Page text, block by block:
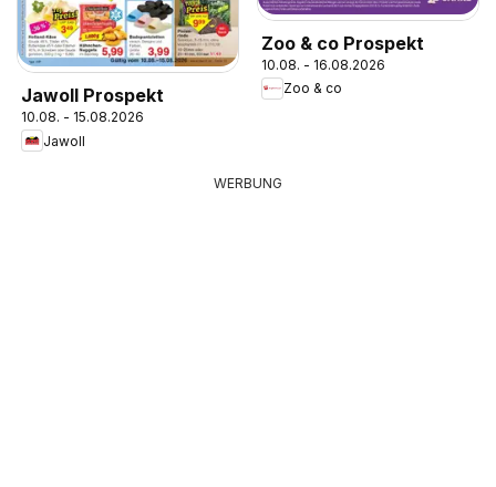
Jawoll Prospekt
10.08. - 15.08.2026
Jawoll
Zoo & co Prospekt
10.08. - 16.08.2026
Zoo & co
WERBUNG